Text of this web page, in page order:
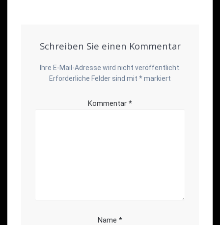
Schreiben Sie einen Kommentar
Ihre E-Mail-Adresse wird nicht veröffentlicht.
Erforderliche Felder sind mit *markiert
Kommentar *
Name *